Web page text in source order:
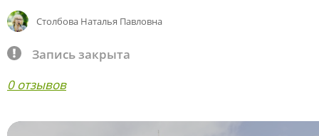
Столбова Наталья Павловна
Запись закрыта
0 отзывов